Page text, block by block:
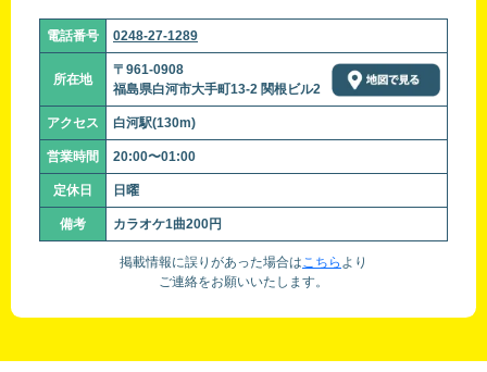
電話番号 0248-27-1289
所在地
〒961-0908
福島県白河市大手町13-2 関根ビル2
アクセス 白河駅(130m)
営業時間 20:00〜01:00
定休日 日曜
備考 カラオケ1曲200円
掲載情報に誤りがあった場合はこちら より
ご連絡をお願いいたします。